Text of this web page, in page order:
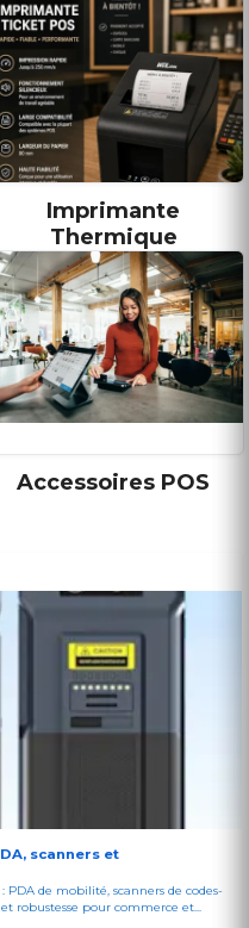
Imprimante
Thermique
Accessoires POS
scanners et
de mobilité, scanners de codes-
robustesse pour commerce et...